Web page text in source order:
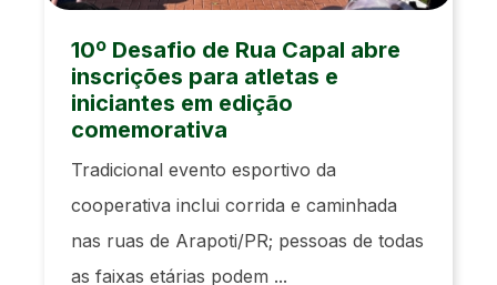
10º Desafio de Rua Capal abre
inscrições para atletas e
iniciantes em edição
comemorativa
Tradicional evento esportivo da
cooperativa inclui corrida e caminhada
nas ruas de Arapoti/PR; pessoas de todas
as faixas etárias podem ...